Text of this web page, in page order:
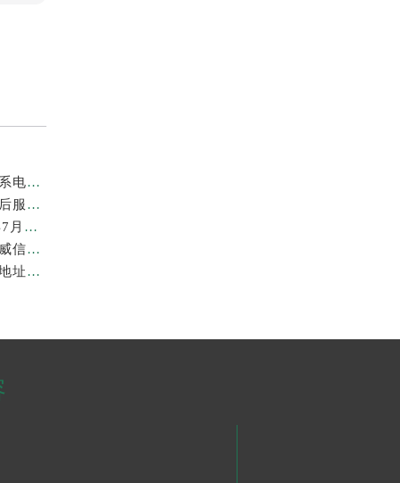
亲身到店探访上海劳力士官方售后服务中心｜地址与联系电话（2026年7月最新）
亲身探访上海劳力士官方售后服务中心｜详细地址及售后服务电话（2026年7月最新）
上海劳力士维修费最新收费标准明细权威公示（2026年7月最新）
上海劳力士官方售后服务中心｜官方地址及服务热线权威信息公示（2026年7月最新）
亲身到店探访上海劳力士官方售后服务中心｜最新维修地址与官方电话（2026年7月最新）